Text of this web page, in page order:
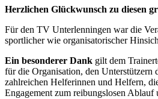
Herzlichen Glückwunsch zu diesen
Für den TV Unterlenningen war die
sportlicher wie organisatorischer
Ein besonderer Dank gilt dem
für die Organisation, den Unterstützern
zahlreichen Helferinnen und Helfern,
Engagement zum reibungslosen Ablauf